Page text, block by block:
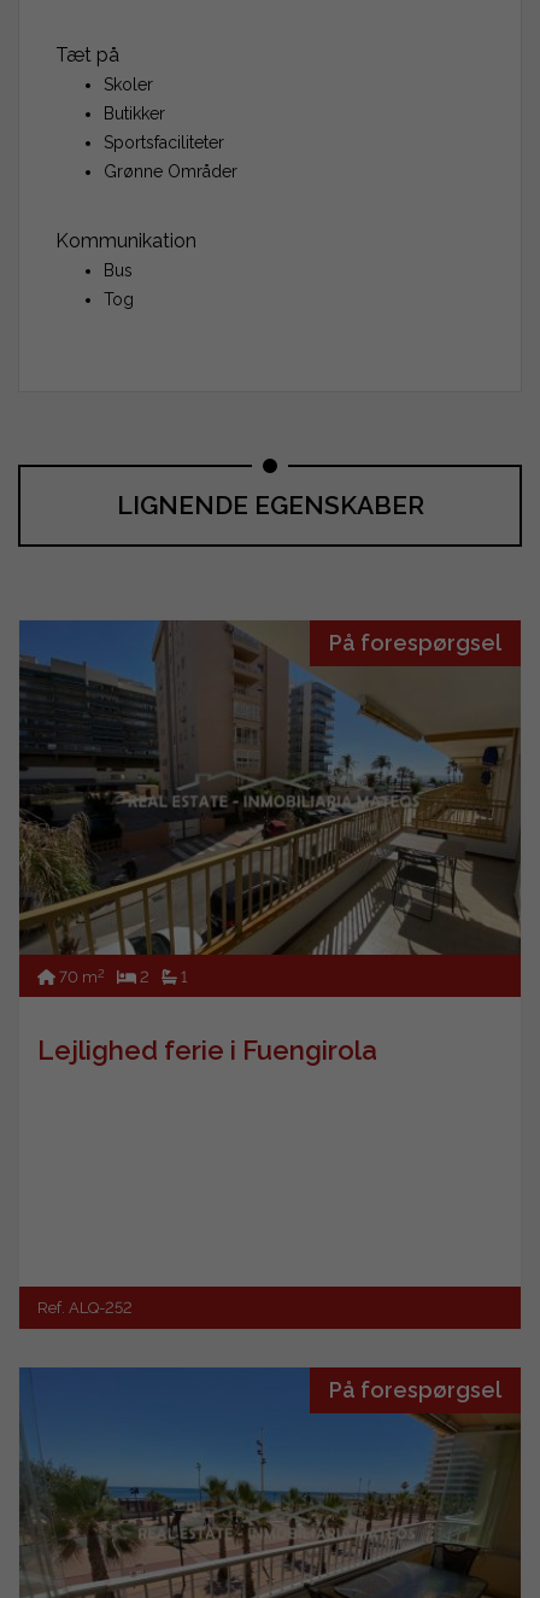
Tæt på
Skoler
Butikker
Sportsfaciliteter
Grønne Områder
Kommunikation
Bus
Tog
LIGNENDE EGENSKABER
På forespørgsel
70 m2 2 1
Lejlighed ferie i Fuengirola
Ref. ALQ-252
På forespørgsel